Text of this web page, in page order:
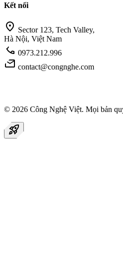
Kết nối
location_on Sector 123, Tech Valley,
Hà Nội, Việt Nam
call 0973.212.996
mail contact@congnghe.com
© 2026 Công Nghệ Việt. Mọi bản
rocket_launch